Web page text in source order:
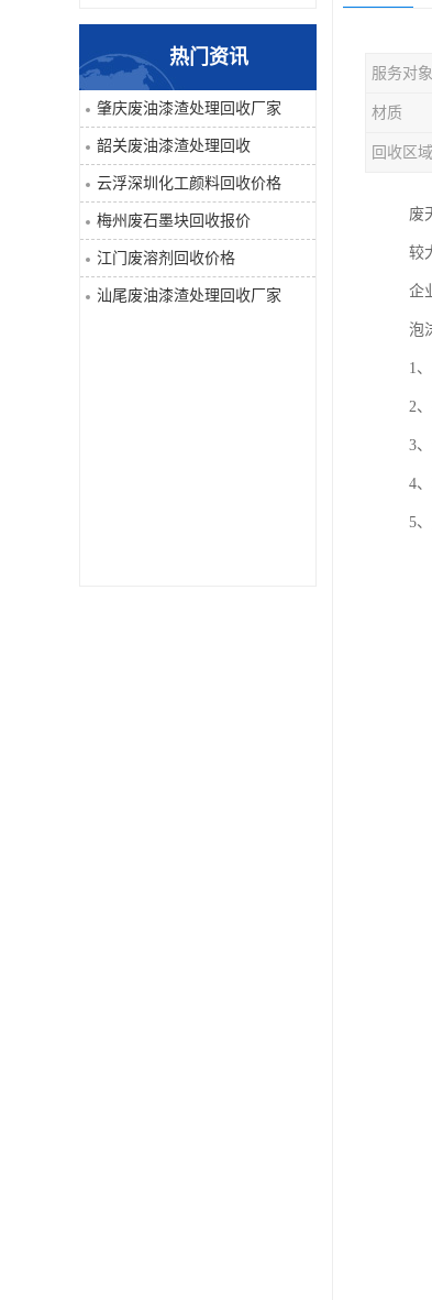
回收废清洗剂
废液压油回收
回收工程内外墙油漆
废油漆渣处理回收
废溶剂回收
热门资讯
肇庆废油漆渣处理回收厂家
韶关废油漆渣处理回收
云浮深圳化工颜料回收价格
梅州废石墨块回收报价
江门废溶剂回收价格
汕尾废油漆渣处理回收厂家
服务对象
材质
回收区域
废
较
企
泡
1
2
3
4
5